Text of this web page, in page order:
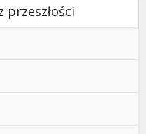
przeszłości